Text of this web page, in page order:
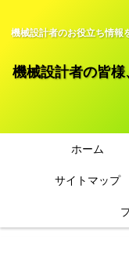
機械設計者のお役立ち情報
機械設計者の皆
ホーム
サイトマップ